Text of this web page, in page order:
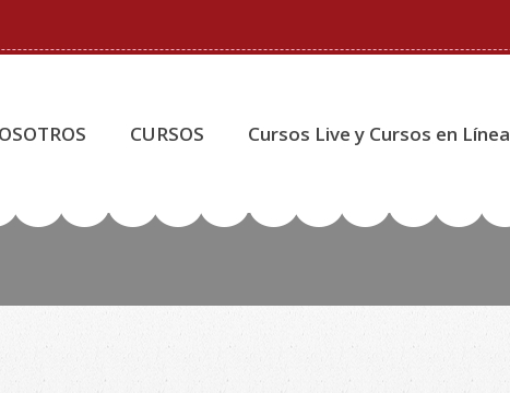
CURSOS Cursos Live y Cursos en Línea